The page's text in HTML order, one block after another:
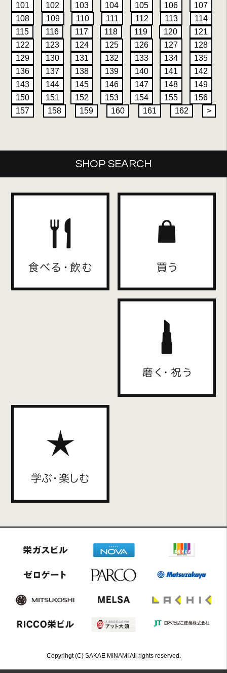
101
102 103 104 105 106
107
108
109 110 111 112 113
114
115
116 117 118 119 120
121
122
123 124 125 126 127
128
129
130 131 132 133 134
135
136
137 138 139 140 141
142
143
144 145 146 147 148
149
150
151 152 153 154 155
156
157
158 159 160 161 162 >
SHOP SEARCH
Copyrihgt (C) SAKAE MINAMI All rights reserved.